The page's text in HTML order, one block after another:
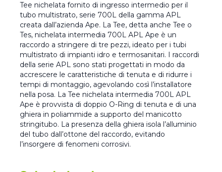
Tee nichelata fornito di ingresso intermedio per il
tubo multistrato, serie 700L della gamma APL
creata dall’azienda Ape. La Tee, detta anche Tee o
Tes, nichelata intermedia 700L APL Ape è un
raccordo a stringere di tre pezzi, ideato per i tubi
multistrato di impianti idro e termosanitari. I raccordi
della serie APL sono stati progettati in modo da
accrescere le caratteristiche di tenuta e di ridurre i
tempi di montaggio, agevolando così l’installatore
nella posa. La Tee nichelata intermedia 700L APL
Ape è provvista di doppio O-Ring di tenuta e di una
ghiera in poliammide a supporto del manicotto
stringitubo. La presenza della ghiera isola l’alluminio
del tubo dall’ottone del raccordo, evitando
l’insorgere di fenomeni corrosivi.